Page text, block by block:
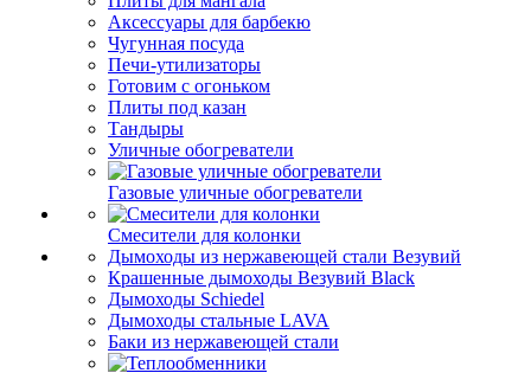
Аксессуары для барбекю
Чугунная посуда
Печи-утилизаторы
Готовим с огоньком
Плиты под казан
Тандыры
Уличные обогреватели
Газовые уличные обогреватели
Смесители для колонки
Дымоходы из нержавеющей стали Везувий
Крашенные дымоходы Везувий Black
Дымоходы Schiedel
Дымоходы стальные LAVA
Баки из нержавеющей стали